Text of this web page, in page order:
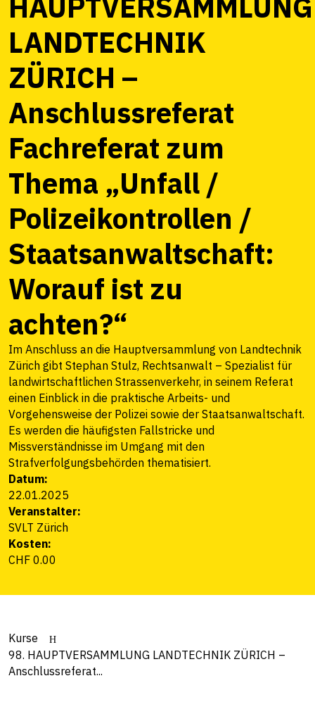
LANDTECHNIK
ZÜRICH –
Anschlussreferat
Fachreferat zum
Thema „Unfall /
Polizeikontrollen /
Staatsanwaltschaft:
Worauf ist zu
achten?“
Im Anschluss an die Hauptversammlung von Landtechnik
Zürich gibt Stephan Stulz, Rechtsanwalt – Spezialist für
landwirtschaftlichen Strassenverkehr, in seinem Referat
einen Einblick in die praktische Arbeits- und
Vorgehensweise der Polizei sowie der Staatsanwaltschaft.
Es werden die häufigsten Fallstricke und
Missverständnisse im Umgang mit den
Strafverfolgungsbehörden thematisiert.
Datum:
22.01.2025
Veranstalter:
SVLT Zürich
Kosten:
CHF 0.00
Kurse
98. HAUPTVERSAMMLUNG LANDTECHNIK ZÜRICH –
Anschlussreferat...